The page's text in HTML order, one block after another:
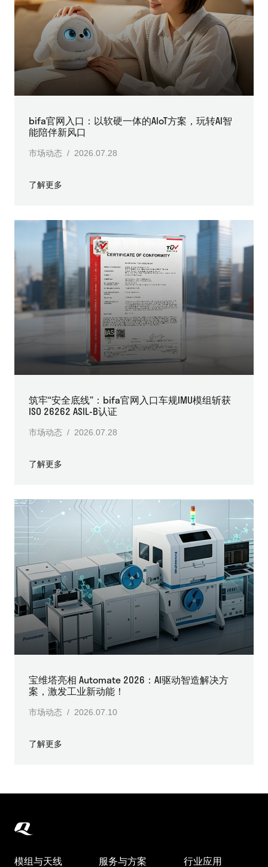
bifa官网入口：以软硬一体的AIoT方案，玩转AI智
能陪伴新风口
市场动态 / 2026.07.28
了解更多
筑牢“安全底线”：bifa官网入口车规IMU模组斩获
ISO 26262 ASIL-B认证
市场动态 / 2026.07.28
了解更多
宝维塔亮相 Automate 2026：AI驱动智造解决方
案，激发工业新动能！
市场动态 / 2026.07.10
了解更多
模组与天线 服务与方案 行业应用